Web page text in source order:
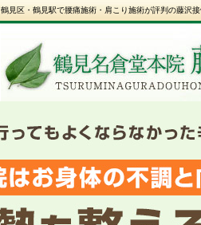
鶴見区・鶴見駅で腰痛施術・肩こり施術が評判の藤沢